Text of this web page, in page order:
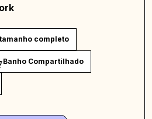
completo
Banho Compartilhado